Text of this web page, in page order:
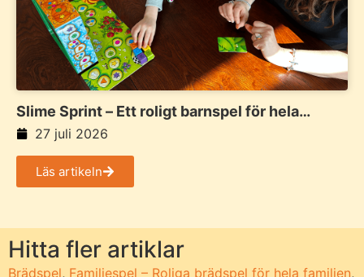
Slime Sprint – Ett roligt barnspel för hela
familjen
27 juli 2026
Läs artikeln
Hitta fler artiklar
Brädspel, Familjespel – Roliga brädspel för hela familjen,